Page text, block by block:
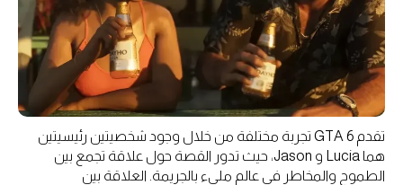
تقدم GTA 6 تجربة مختلفة من خلال وجود شخصيتين رئيسيتين
هما Lucia و Jason، حيث تدور القصة حول علاقة تجمع بين
الطموح والمخاطر في عالم مليء بالجريمة. العلاقة بين